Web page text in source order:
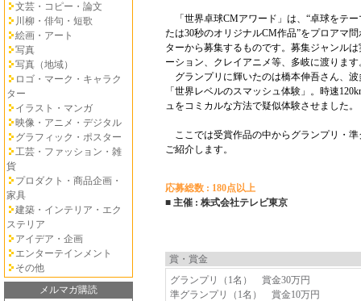
文芸・コピー・論文
川柳・俳句・短歌
絵画・アート
写真
写真（地域）
ロゴ・マーク・キャラク
ター
イラスト・マンガ
映像・アニメ・デジタル
グラフィック・ポスター
工芸・ファッション・雑
貨
プロダクト・商品企画・
家具
建築・インテリア・エク
ステリア
アイデア・企画
エンターテインメント
その他
メルマガ購読
「世界卓球CMアワード」は、“卓球をテー
たは30秒のオリジナルCM作品”をプロアマ
ターから募集するものです。募集ジャンル
ーション、クレイアニメ等、多岐に渡ります
グランプリに輝いたのは橋本伸吾さん、波
「世界レベルのスマッシュ体験」。時速
ュをコミカルな方法で疑似体験させました。
ここでは受賞作品の中からグランプリ・準
ご紹介します。
応募総数 : 180点以上
■ 主催 : 株式会社テレビ東京
賞・賞金
グランプリ（1名） 賞金30万円
準グランプリ（1名） 賞金10万円